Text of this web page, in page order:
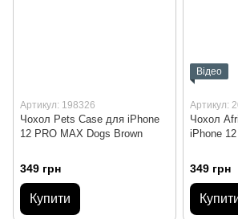
Артикул: 198326
Чохол Pets Case для iPhone
12 PRO MAX Dogs Brown
349 грн
Купити
Відео
Артикул:
Чохол
iPhone
349 грн